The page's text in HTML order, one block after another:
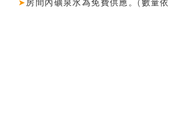
➤房間內礦泉水為免費供應。(數量依